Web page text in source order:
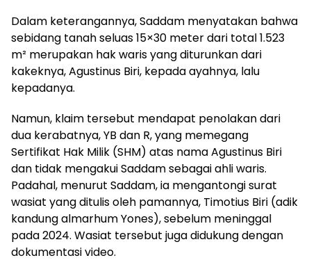
Dalam keterangannya, Saddam menyatakan bahwa
sebidang tanah seluas 15×30 meter dari total 1.523
m² merupakan hak waris yang diturunkan dari
kakeknya, Agustinus Biri, kepada ayahnya, lalu
kepadanya.
Namun, klaim tersebut mendapat penolakan dari
dua kerabatnya, YB dan R, yang memegang
Sertifikat Hak Milik (SHM) atas nama Agustinus Biri
dan tidak mengakui Saddam sebagai ahli waris.
Padahal, menurut Saddam, ia mengantongi surat
wasiat yang ditulis oleh pamannya, Timotius Biri (adik
kandung almarhum Yones), sebelum meninggal
pada 2024. Wasiat tersebut juga didukung dengan
dokumentasi video.